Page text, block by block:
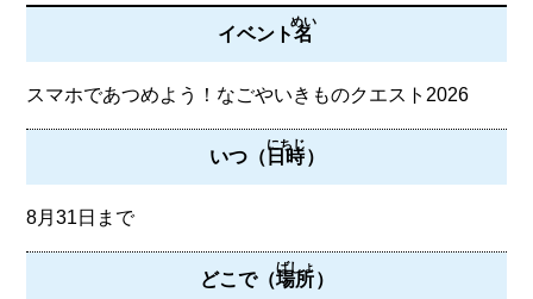
イベント名
めい
スマホであつめよう！なごやいきものクエスト2026
いつ（日時
にちじ
）
8月31日まで
どこで（場所
ばしょ
）